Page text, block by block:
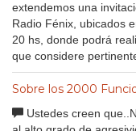
extendemos una
Radio Fénix, ubicados
20 hs, donde podrá
que considere
Sobre los 2000
Ustedes creen